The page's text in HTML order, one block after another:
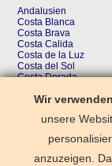
Andalusien
Costa Blanca
Costa Brava
Costa Calida
Costa de la Luz
Costa del Sol
Costa Dorada
Kanaren
Der Merkzettel ist
Wir
unsere
anzuzeigen.